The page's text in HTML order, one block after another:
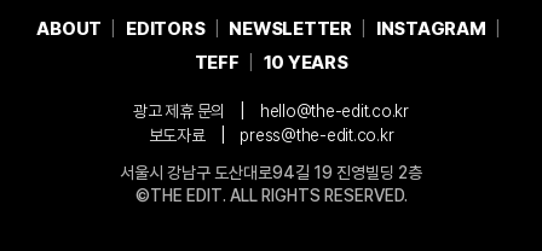
ABOUT EDITORS NEWSLETTER
INSTAGRAM
TEFF
10 YEARS
광고 제휴 문의
hello@the-edit.co.kr
보도자료
press@the-edit.co.kr
서울시 강남구 도산대로94길 19 진영빌딩 2층
©THE EDIT. ALL RIGHTS RESERVED.